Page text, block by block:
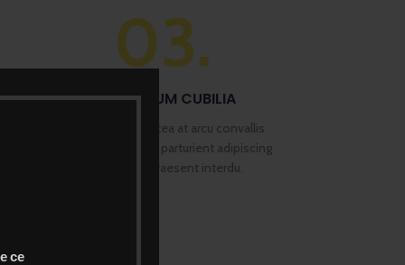
се
03.
VESTIBULUM CUBILIA
Gravida morbi platea at arcu convallis
a id id suspendisse parturient adipiscing
vestibulum. Praesent interdu.